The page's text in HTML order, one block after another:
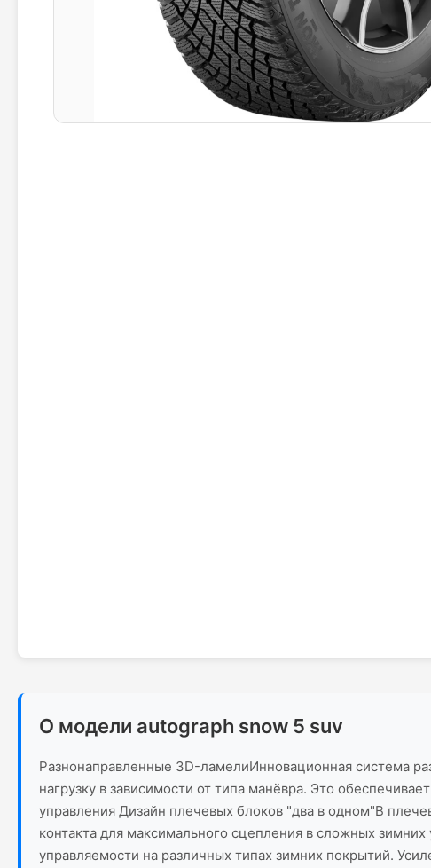
О модели autograph snow 5 suv
Разнонаправленные 3D-ламелиИнновационная система
нагрузку в зависимости от типа манёвра. Это
управления Дизайн плечевых блоков "два в одном"В
контакта для максимального сцепления в сложных
управляемости на различных типах зимних покрытий.